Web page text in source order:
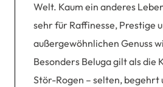
Welt. Kaum ein anderes
sehr für Raffinesse, Prestige
außergewöhnlichen Genuss
Besonders Beluga gilt als die
Stör-Rogen – selten, begehrt